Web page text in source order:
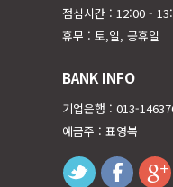
점심시간 : 12:00 -
휴무 : 토,일, 공휴일
BANK INFO
기업은행 : 013-
예금주 : 표영복
twitter